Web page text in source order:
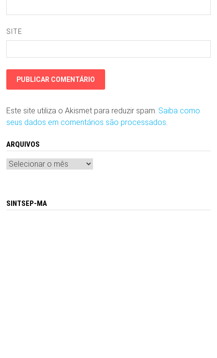
SITE
Este site utiliza o Akismet para reduzir spam. Saiba como
seus dados em comentários são processados.
ARQUIVOS
Arquivos
SINTSEP-MA